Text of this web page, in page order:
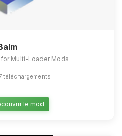
Multi-Loader Mods
téléchargements
le mod